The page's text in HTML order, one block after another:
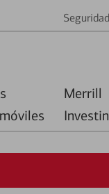
Seguridad
Merrill